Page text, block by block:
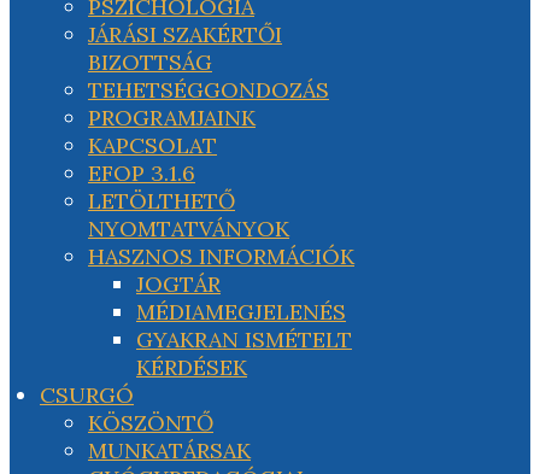
PSZICHOLÓGIA
JÁRÁSI SZAKÉRTŐI
BIZOTTSÁG
TEHETSÉGGONDOZÁS
PROGRAMJAINK
KAPCSOLAT
EFOP 3.1.6
LETÖLTHETŐ
NYOMTATVÁNYOK
HASZNOS INFORMÁCIÓK
JOGTÁR
MÉDIAMEGJELENÉS
GYAKRAN ISMÉTELT
KÉRDÉSEK
CSURGÓ
KÖSZÖNTŐ
MUNKATÁRSAK